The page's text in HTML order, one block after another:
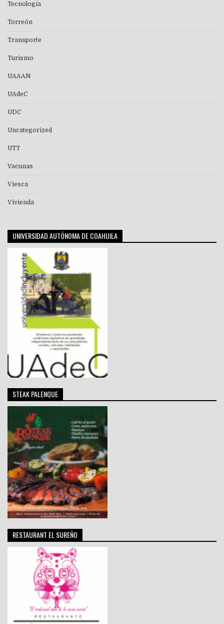
Tecnología
Torreón
Transporte
Turismo
UAAAN
UAdeC
UDC
Uncategorized
UTT
Vacunas
Viesca
Vivienda
UNIVERSIDAD AUTÓNOMA DE COAHUILA
STEAK PALENQUE
RESTAURANT EL SUREÑO